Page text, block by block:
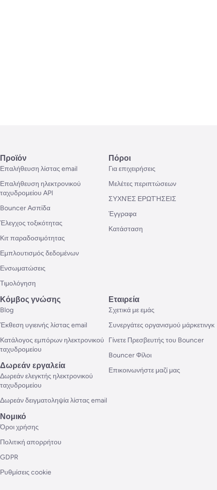
Προϊόν
Επαλήθευση λίστας email
Επαλήθευση ηλεκτρονικού
ταχυδρομείου API
Bouncer Ασπίδα
Έλεγχος τοξικότητας
Κιτ παραδοσιμότητας
Εμπλουτισμός δεδομένων
Ενσωματώσεις
Τιμολόγηση
Πόροι
Για επιχειρήσεις
Μελέτες περιπτώσεων
ΣΥΧΝΈΣ ΕΡΩΤΉΣΕΙΣ
Έγγραφα
Κατάσταση
Κόμβος γνώσης
Blog
Έκθεση υγιεινής λίστας email
Κατάλογος εμπόρων ηλεκτρονικού
ταχυδρομείου
Δωρεάν εργαλεία
Δωρεάν ελεγκτής ηλεκτρονικού
ταχυδρομείου
Δωρεάν δειγματοληψία λίστας email
Εταιρεία
Σχετικά με εμάς
Συνεργάτες οργανισμού μάρκετινγκ
Γίνετε Πρεσβευτής του Bouncer
Bouncer Φίλοι
Επικοινωνήστε μαζί μας
Νομικό
Όροι χρήσης
Πολιτική απορρήτου
GDPR
Ρυθμίσεις cookie